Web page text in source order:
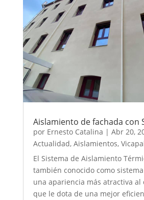
Aislamiento de fachada con
por Ernesto Catalina | Abr 20,
Actualidad, Aislamientos,
El Sistema de Aislamiento
también conocido como sistema
una apariencia más atractiva al
que le dota de una mejor